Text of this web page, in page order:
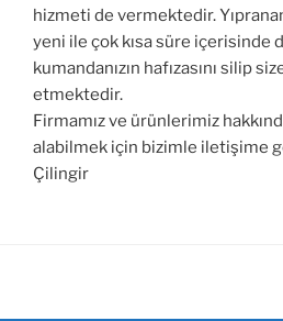
hizmeti de vermektedir.
yeni ile çok kısa süre içerisinde
kumandanızın hafızasını silip
etmektedir.
Firmamız ve ürünlerimiz
alabilmek için bizimle iletişime
Çilingir